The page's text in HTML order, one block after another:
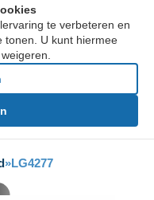
te verbeteren en
tonen. U kunt hiermee
»LG4277